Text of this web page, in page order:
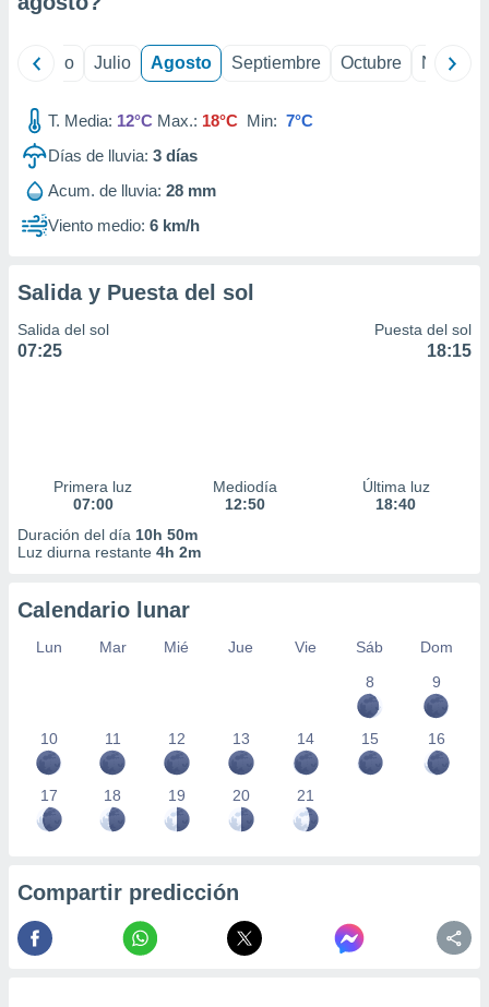
mediante
publicidad
publicidad
1199
Junio Julio Agosto Septiembre Octubre
T. Media: 12°C Max.: 18°C Min: 7°C
Días de lluvia: 3 días
Acum. de lluvia: 28 mm
Viento medio: 6 km/h
Salida y Puesta del sol
Salida del sol
07:25
Puesta del sol
18:15
Primera luz
07:00
Mediodía
12:50
Última luz
18:40
Duración del día 10h 50m
Luz diurna restante 4h 2m
Calendario lunar
Lun Mar Mié Jue Vie Sáb
Dom
8
9
10 11 12 13 14 15 16
17 18 19 20 21
Compartir predicción